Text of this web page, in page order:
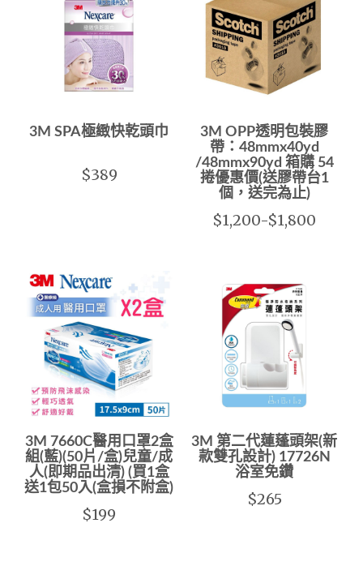
3M SPA極緻快乾頭巾
$389
3M OPP透明包裝膠
帶：48mmx40yd
/48mmx90yd 箱購 54
捲優惠價(送膠帶台1
個，送完為止)
$1,200-$1,800
3M 7660C醫用口罩2盒
組(藍)(50片/盒)兒童/成
人(即期品出清) (買1盒
送1包50入(盒損不附盒)
$199
3M 第二代蓮蓬頭架(新
款雙孔設計) 17726N
浴室免鑽
$265